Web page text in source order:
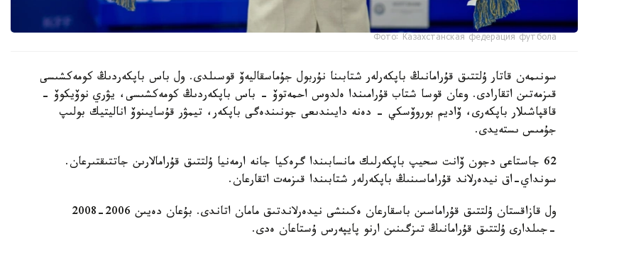
Фото: Казахстанская федерация футбола
سونىمەن قاتار ۇلتتىق قۇرامانىڭ باپكەرلەر شتابىنا نۇربول جۇماسقاليەۆ قوسىلدى. ول باس باپكەردىڭ كومەكشىسى
قىزمەتىن اتقارادى. وعان قوسا شتاب قۇرامىندا ەلدوس احمەتوۆ - باس باپكەردىڭ كومەكشىسى، يۋري نوۆيكوۆ -
قاقپاشىلار باپكەرى، ۆاديم بوروۆسكي - دەنە دايىندىعى جونىندەگى باپكەر، تيمۋر قۇسايىنوۆ اناليتيك بولىپ
جۇمىس ىستەيدى.
62 جاستاعى دجون ۆانت سحيپ باپكەرلىك مانسابىندا گرەكيا جانە ارمەنيا ۇلتتىق قۇرامالارىن جاتتىقتىرعان.
سونداي-اق نيدەرلاند قۇراماسىنىڭ باپكەرلەر شتابىندا قىزمەت اتقارعان.
ول قازاقستان ۇلتتىق قۇراماسىن باسقارعان ەكىنشى نيدەرلاندتىق مامان اتاندى. بۇعان دەيىن 2006-2008
-جىلدارى ۇلتتىق قۇرامانىڭ تىزگىنىن ارنو پايپەرس ۇستاعان ەدى.